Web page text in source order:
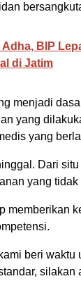
BIP
di Jatim
menjadi
yang
yang
Dari
yang tidak
memberikan
beri
silakan